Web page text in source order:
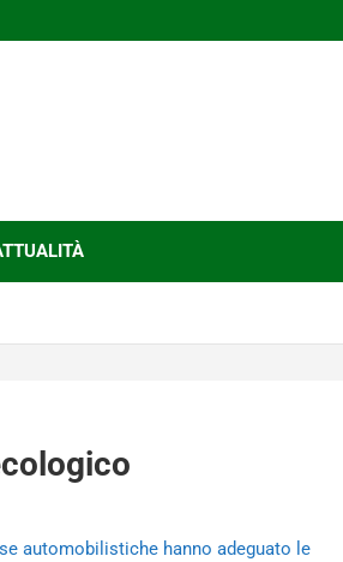
automobilistiche hanno adeguato le